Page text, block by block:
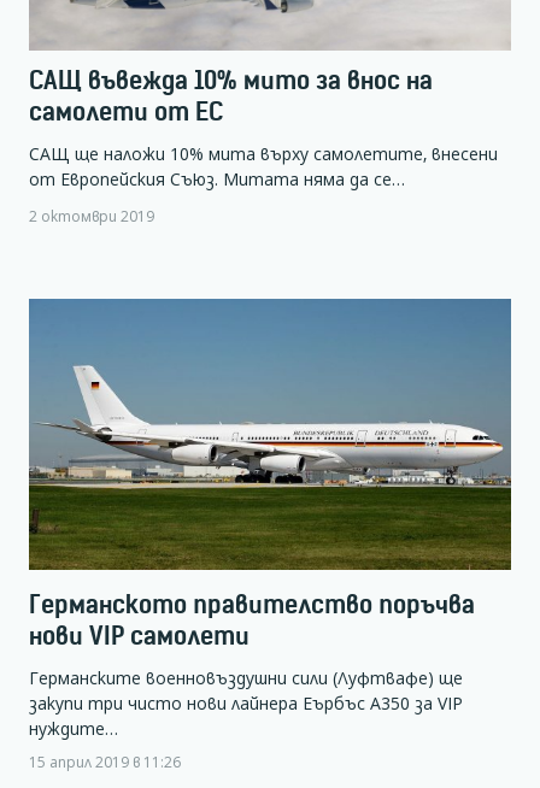
САЩ въвежда 10% мито за внос на
самолети от ЕС
САЩ ще наложи 10% мита върху самолетите, внесени
от Европейския Съюз. Митата няма да се…
2 октомври 2019
Германското правителство поръчва
нови VIP самолети
Германските военновъздушни сили (Луфтвафе) ще
закупи три чисто нови лайнера Еърбъс А350 за VIP
нуждите…
15 април 2019 в 11:26